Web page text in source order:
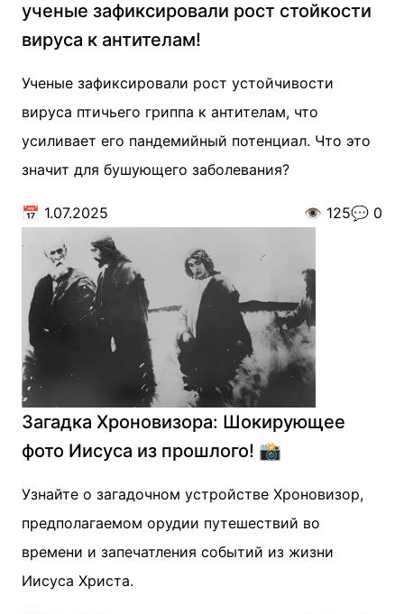
ученые зафиксировали рост стойкости
вируса к антителам!
Ученые зафиксировали рост устойчивости
вируса птичьего гриппа к антителам, что
усиливает его пандемийный потенциал. Что это
значит для бушующего заболевания?
📅 1.07.2025 👁️ 125💬 0
Загадка Хроновизора: Шокирующее
фото Иисуса из прошлого! 📸
Узнайте о загадочном устройстве Хроновизор,
предполагаемом орудии путешествий во
времени и запечатления событий из жизни
Иисуса Христа.